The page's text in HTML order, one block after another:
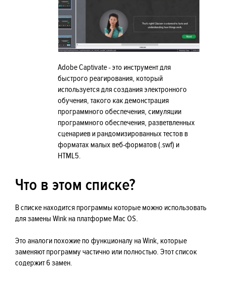
Adobe Captivate - это инструмент для
быстрого реагирования, который
используется для создания электронного
обучения, такого как демонстрация
программного обеспечения, симуляции
программного обеспечения, разветвленных
сценариев и рандомизированных тестов в
форматах малых веб-форматов (.swf) и
HTML5.
Что в этом списке?
В списке находится программы которые можно использовать
для замены Wink на платформе Mac OS.
Это аналоги похожие по функционалу на Wink, которые
заменяют программу частично или полностью. Этот список
содержит 6 замен.